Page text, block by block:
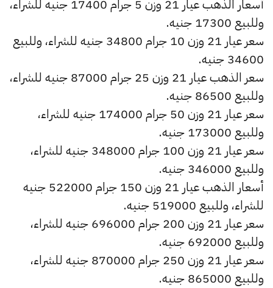
أسعار الذهب عيار 21 وزن 5 جرام 17400 جنيه للشراء،
وللبيع 17300 جنيه.
سعر عيار 21 وزن 10 جرام 34800 جنيه للشراء، وللبيع
34600 جنيه.
سعر الذهب عيار 21 وزن 25 جرام 87000 جنيه للشراء،
وللبيع 86500 جنيه.
سعر عيار 21 وزن 50 جرام 174000 جنيه للشراء،
وللبيع 173000 جنيه.
سعر عيار 21 وزن 100 جرام 348000 جنيه للشراء،
وللبيع 346000 جنيه.
أسعار الذهب عيار 21 وزن 150 جرام 522000 جنيه
للشراء، وللبيع 519000 جنيه.
سعر عيار 21 وزن 200 جرام 696000 جنيه للشراء،
وللبيع 692000 جنيه.
سعر عيار 21 وزن 250 جرام 870000 جنيه للشراء،
وللبيع 865000 جنيه.